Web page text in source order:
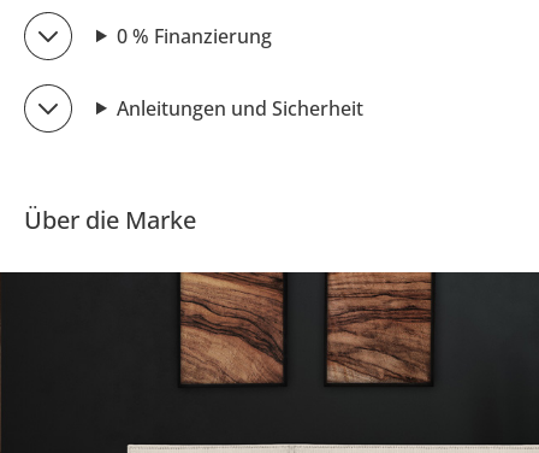
0 % Finanzierung
Anleitungen und Sicherheit
Über die Marke